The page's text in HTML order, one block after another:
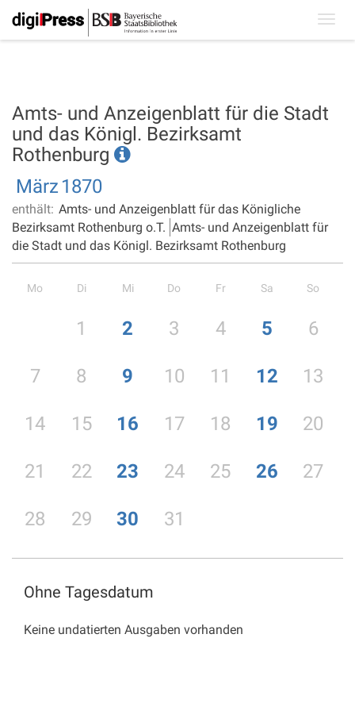
Amts- und Anzeigenblatt für die Stadt
und das Königl. Bezirksamt
Rothenburg
März 1870
enthält: Amts- und Anzeigenblatt für das Königliche
Bezirksamt Rothenburg o.T. Amts- und Anzeigenblatt für
die Stadt und das Königl. Bezirksamt Rothenburg
Mo Di Mi Do Fr Sa So
1 2 3 4 5 6
7 8 9 10 11 12 13
14 15 16 17 18 19 20
21 22 23 24 25 26 27
28 29 30 31
Ohne Tagesdatum
Keine undatierten Ausgaben vorhanden